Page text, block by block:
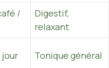
/
Digestif,
relaxant
jour Tonique général